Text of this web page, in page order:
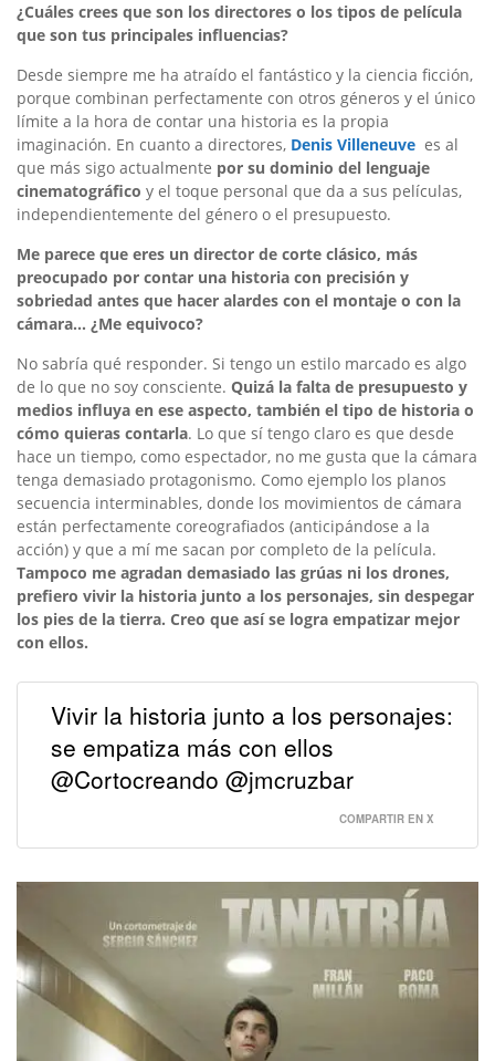
¿Cuáles crees que son los directores o los tipos de película
que son tus principales influencias?
Desde siempre me ha atraído el fantástico y la ciencia ficción,
porque combinan perfectamente con otros géneros y el único
límite a la hora de contar una historia es la propia
imaginación. En cuanto a directores, Denis Villeneuve es al
que más sigo actualmente por su dominio del lenguaje
cinematográfico y el toque personal que da a sus películas,
independientemente del género o el presupuesto.
Me parece que eres un director de corte clásico, más
preocupado por contar una historia con precisión y
sobriedad antes que hacer alardes con el montaje o con la
cámara… ¿Me equivoco?
No sabría qué responder. Si tengo un estilo marcado es algo
de lo que no soy consciente. Quizá la falta de presupuesto y
medios influya en ese aspecto, también el tipo de historia o
cómo quieras contarla. Lo que sí tengo claro es que desde
hace un tiempo, como espectador, no me gusta que la cámara
tenga demasiado protagonismo. Como ejemplo los planos
secuencia interminables, donde los movimientos de cámara
están perfectamente coreografiados (anticipándose a la
acción) y que a mí me sacan por completo de la película.
Tampoco me agradan demasiado las grúas ni los drones,
prefiero vivir la historia junto a los personajes, sin despegar
los pies de la tierra. Creo que así se logra empatizar mejor
con ellos.
Vivir la historia junto a los personajes:
se empatiza más con ellos
@Cortocreando @jmcruzbar
COMPARTIR EN X